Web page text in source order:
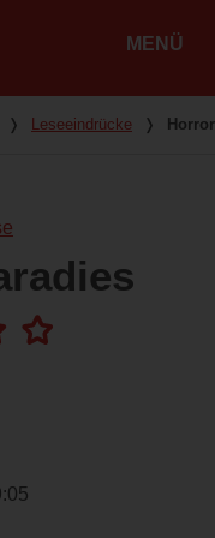
MENÜ
❭ Leseeindrücke ❭